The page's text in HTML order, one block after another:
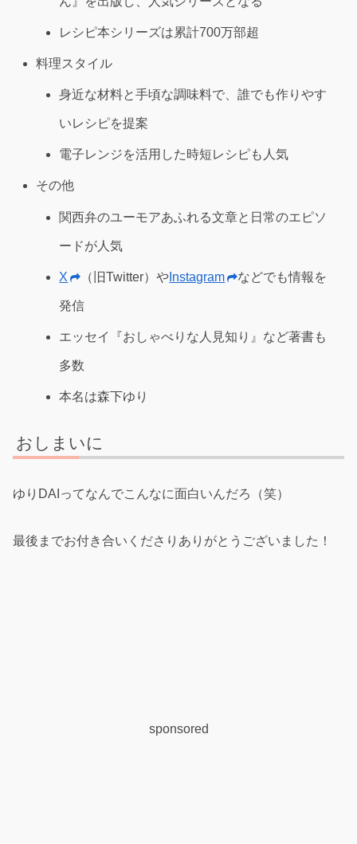
レシピ本シリーズは累計700万部超
料理スタイル
身近な材料と手頃な調味料で、誰でも作りやす
いレシピを提案
電子レンジを活用した時短レシピも人気
その他
関西弁のユーモアあふれる文章と日常のエピソ
ードが人気
X （旧Twitter）や Instagram などでも情報を
発信
エッセイ『おしゃべりな人見知り』など著書も
多数
本名は森下ゆり
おしまいに
ゆりDAIってなんでこんなに面白いんだろ（笑）
最後までお付き合いくださりありがとうございました！
sponsored